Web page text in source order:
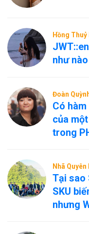
Hồng Thuỷ
như
Đoàn
Có
của
trong
Nhã Quyên
Tại sao
SKU
nhưng